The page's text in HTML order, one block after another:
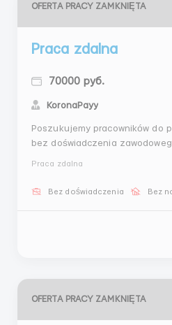
OFERTA PRACY ZAMKNIĘTA
Praca zdalna
70000 руб.
KoronaPayy
Poszukujemy pracowników do
bez doświadczenia
informacji prosimy o kontakt na
Praca zdalna
Bez doświadczenia Bez
OFERTA PRACY ZAMKNIĘTA